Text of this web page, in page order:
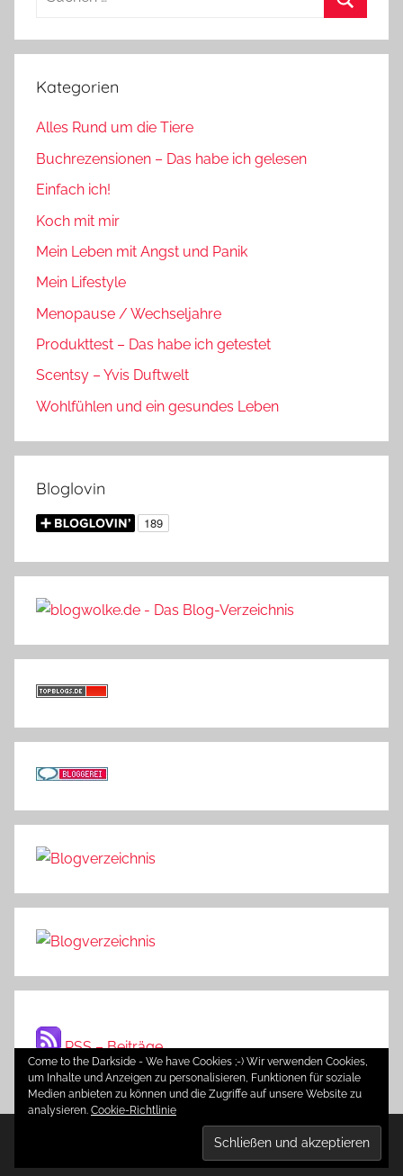
Kategorien
Alles Rund um die Tiere
Buchrezensionen – Das habe ich gelesen
Einfach ich!
Koch mit mir
Mein Leben mit Angst und Panik
Mein Lifestyle
Menopause / Wechseljahre
Produkttest – Das habe ich getestet
Scentsy – Yvis Duftwelt
Wohlfühlen und ein gesundes Leben
Bloglovin
RSS – Beiträge
WordPress-Theme: Donovan von ThemeZee.
Come to the Darkside - We have Cookies ;-) Wir verwenden Cookies,
um Inhalte und Anzeigen zu personalisieren, Funktionen für soziale
Medien anbieten zu können und die Zugriffe auf unsere Website zu
analysieren. Cookie-Richtlinie